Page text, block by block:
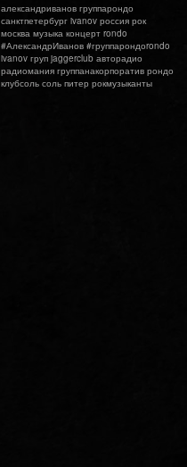
александриванов группарондо
санктпетербург ivanov россия рок
москва музыка концерт rondo
#АлександрИванов #группарондоrondo
ivanov груп jaggerclub авторадио
радиомания группанакорпоратив рондо
клубсоль соль питер рокмузыканты